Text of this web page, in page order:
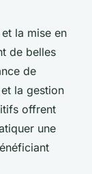
la mise en
de belles
de
la gestion
offrent
une